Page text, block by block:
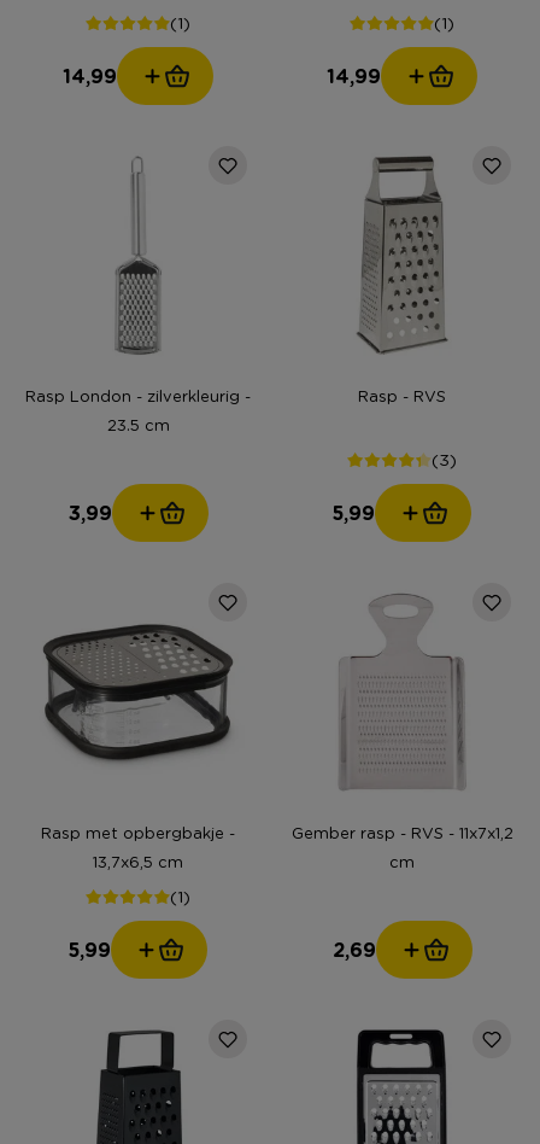
(1)
14,99
(1)
14,99
Rasp London - zilverkleurig -
23.5 cm
3,99
Rasp - RVS
(3)
5,99
Rasp met opbergbakje -
13,7x6,5 cm
(1)
5,99
Gember rasp - RVS - 11x7x1,2
cm
2,69